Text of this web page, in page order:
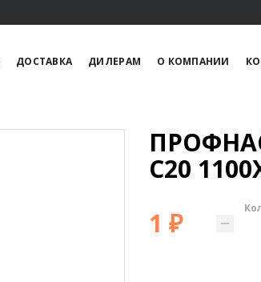
ДОСТАВКА ДИЛЕРАМ О КОМПАНИИ
С20
1 ₽